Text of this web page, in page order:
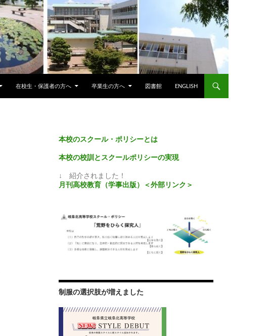
在校生・保護者の方へ 卒業生の方へ 図書館 ENGLISH
本校のスクール・ポリシーとは
本校の校訓とスクールポリシーの実現
↓ 紹介されました！
月刊高校教育（学事出版）＜外部リンク＞
制服の選択肢が増えました